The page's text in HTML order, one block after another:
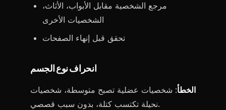
مرجع الشخصية مقابل الأبواب، الأثاث،
الشخصيات الأخرى
تحقق قبل إنهاء الصفحات
انحراف نوع الجسم
الخطأ: شخصيات عضلية تصبح متوسطة، شخصيات
نحيلة تكتسب كتلة، بدون سبب قصصي.